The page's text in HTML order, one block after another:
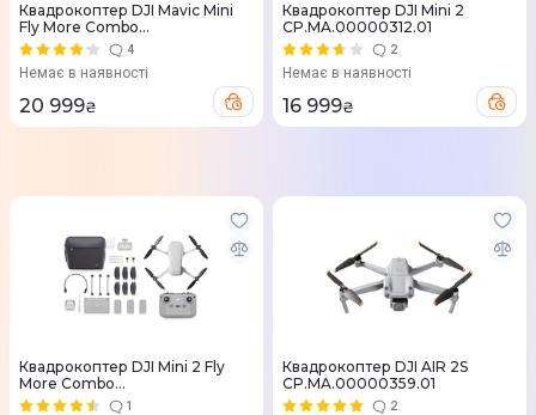
Квадрокоптер DJI Mavic Mini
Fly More Combo
CP.MA.00000124.01
4
Немає в наявності
20 999₴
Квадрокоптер DJI Mini 2
CP.MA.00000312.01
2
Немає в наявності
16 999₴
Квадрокоптер DJI Mini 2 Fly
More Combo
CP.MA.00000307.01
1
Квадрокоптер DJI AIR 2S
CP.MA.00000359.01
2